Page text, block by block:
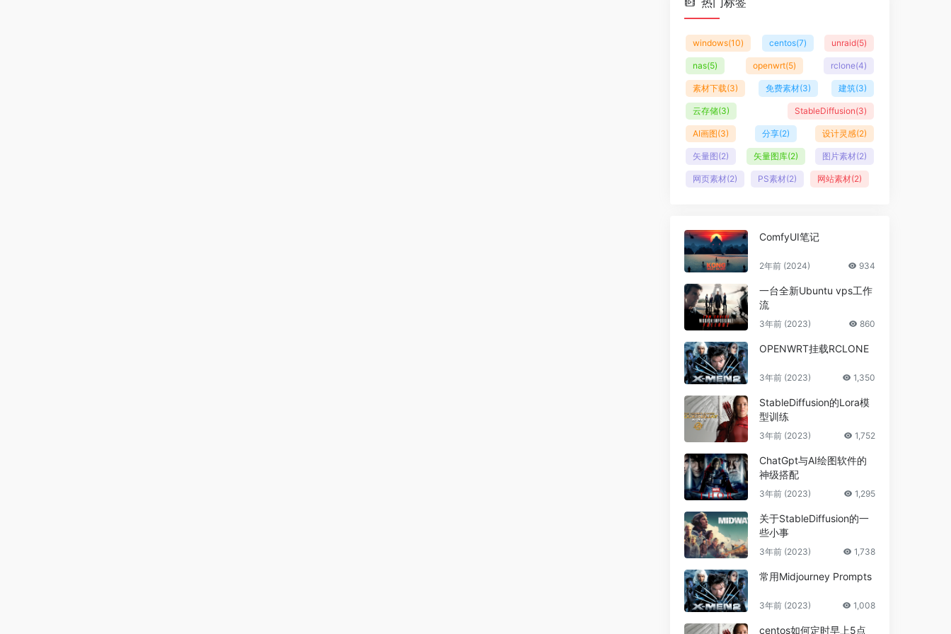
windows(10) centos(7) unraid(5)
nas(5) openwrt(5) rclone(4)
素材下载(3) 免费素材(3) 建筑(3)
云存储(3) StableDiffusion(3)
AI画图(3) 分享(2) 设计灵感(2)
矢量图(2) 矢量图库(2) 图片素材(2)
网页素材(2) PS素材(2) 网站素材(2)
ComfyUI笔记
2年前 (2024) 934
一台全新Ubuntu vps工作
流
3年前 (2023) 860
OPENWRT挂载RCLONE
3年前 (2023) 1,350
StableDiffusion的Lora模
型训练
3年前 (2023) 1,752
ChatGpt与AI绘图软件的
神级搭配
3年前 (2023) 1,295
关于StableDiffusion的一
些小事
3年前 (2023) 1,738
常用Midjourney Prompts
3年前 (2023) 1,008
centos如何定时早上5点